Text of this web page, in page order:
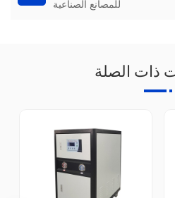
للمصانع الصناعية
ذات الصلة